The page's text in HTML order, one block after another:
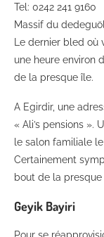
Tel: 0242 241 9160
Massif du dedeguöl
Le dernier bled
une heure environ
de la presque île.
A Egirdir, une
« Ali’s pensions ».
le salon familiale
Certainement
bout de la presque
Geyik Bayiri
Pour se